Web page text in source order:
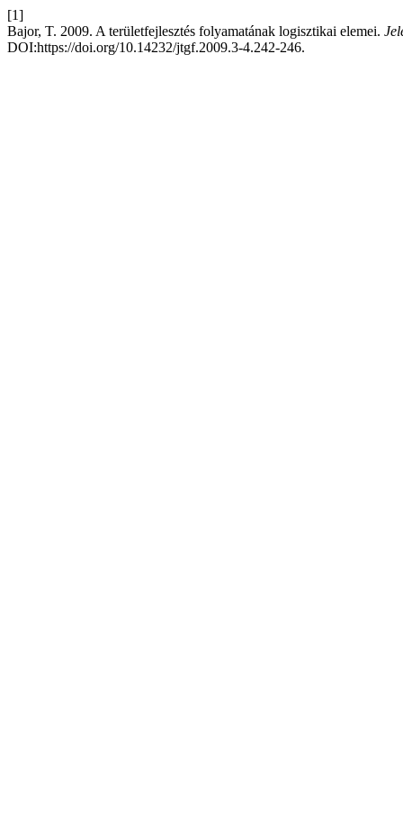
[1]
Bajor, T. 2009. A területfejlesztés folyamatának logisztikai elemei.
DOI:https://doi.org/10.14232/jtgf.2009.3-4.242-246.